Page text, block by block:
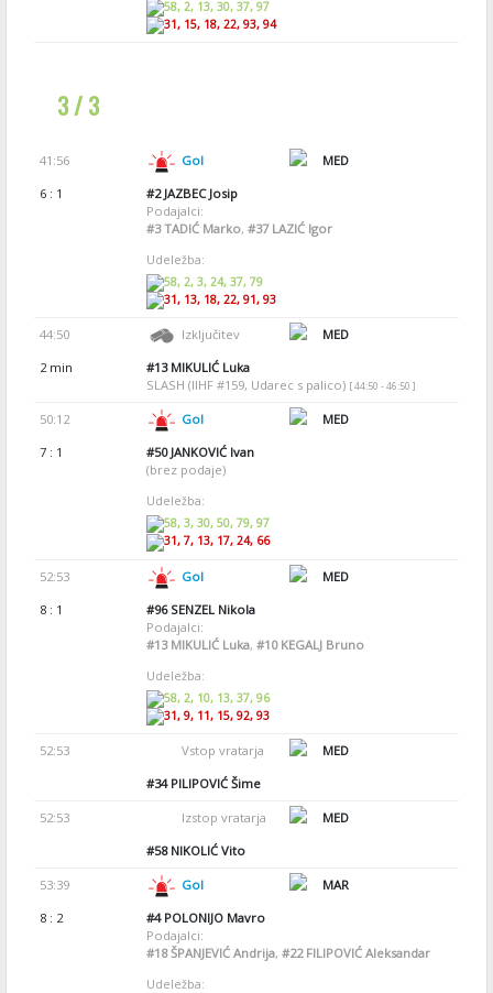
58, 2, 13, 30, 37, 97
31, 15, 18, 22, 93, 94
3 / 3
41:56 Gol
MED
6 : 1
#2JAZBEC Josip
Podajalci:
#3TADIĆ Marko, #37LAZIĆ Igor
Udeležba:
58, 2, 3, 24, 37, 79
31, 13, 18, 22, 91, 93
44:50 Izključitev
MED
2 min
#13MIKULIĆ Luka
SLASH (IIHF #159, Udarec s palico) [ 44:50 - 46:50 ]
50:12 Gol
MED
7 : 1
#50JANKOVIĆ Ivan
(brez podaje)
Udeležba:
58, 3, 30, 50, 79, 97
31, 7, 13, 17, 24, 66
52:53 Gol
MED
8 : 1
#96SENZEL Nikola
Podajalci:
#13MIKULIĆ Luka, #10KEGALJ Bruno
Udeležba:
58, 2, 10, 13, 37, 96
31, 9, 11, 15, 92, 93
52:53 Vstop vratarja
MED
#34PILIPOVIĆ Šime
52:53 Izstop vratarja
MED
#58NIKOLIĆ Vito
53:39 Gol
MAR
8 : 2
#4POLONIJO Mavro
Podajalci:
#18ŠPANJEVIĆ Andrija, #22FILIPOVIĆ Aleksandar
Udeležba: